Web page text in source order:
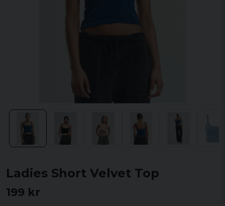
Ladies Short Velvet Top
199 kr